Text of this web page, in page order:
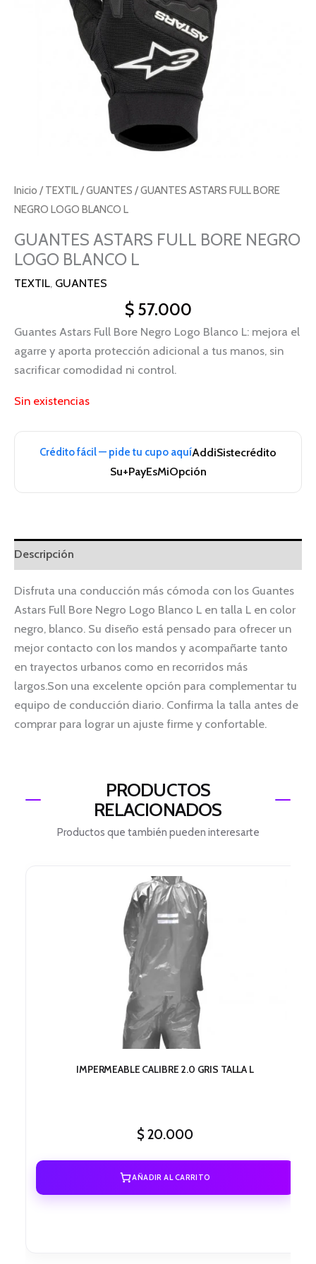
Inicio / TEXTIL/GUANTES / GUANTES ASTARS FULL BORE
NEGRO LOGO BLANCO L
GUANTES ASTARS FULL BORE NEGRO
LOGO BLANCO L
TEXTIL, GUANTES
$57.000
Guantes Astars Full Bore Negro Logo Blanco L: mejora el
agarre y aporta protección adicional a tus manos, sin
sacrificar comodidad ni control.
Sin existencias
Crédito fácil — pide tu cupo aquíAddiSistecrédito
Su+PayEsMiOpción
Descripción
Disfruta una conducción más cómoda con los Guantes
Astars Full Bore Negro Logo Blanco L en talla L en color
negro, blanco. Su diseño está pensado para ofrecer un
mejor contacto con los mandos y acompañarte tanto
en trayectos urbanos como en recorridos más
largos.Son una excelente opción para complementar tu
equipo de conducción diario. Confirma la talla antes de
comprar para lograr un ajuste firme y confortable.
PRODUCTOS
RELACIONADOS
Productos que también pueden interesarte
IMPERMEABLE CALIBRE 2.0 GRIS TALLA L
$20.000
AÑADIR AL CARRITO